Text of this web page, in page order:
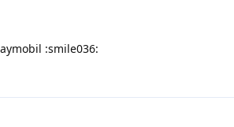
:smile036: